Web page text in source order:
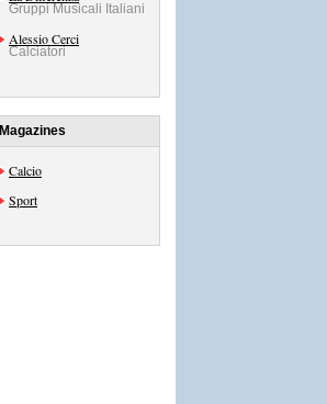
Gruppi Musicali Italiani
Alessio Cerci
Calciatori
Magazines
Calcio
Sport